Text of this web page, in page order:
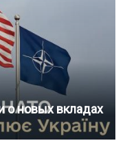
о новых вкладах